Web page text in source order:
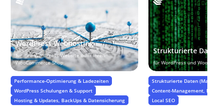
WordPress Webhosting
für Ihre WordPress Website oder Ihren
WooCommerce Shop
Performance-Optimierung & Ladezeiten
WordPress Schulungen & Support
Hosting & Updates, BackUps & Datensicherung
Strukturierte
für WordPress und
Strukturierte Daten
Content-Management,
Local SEO